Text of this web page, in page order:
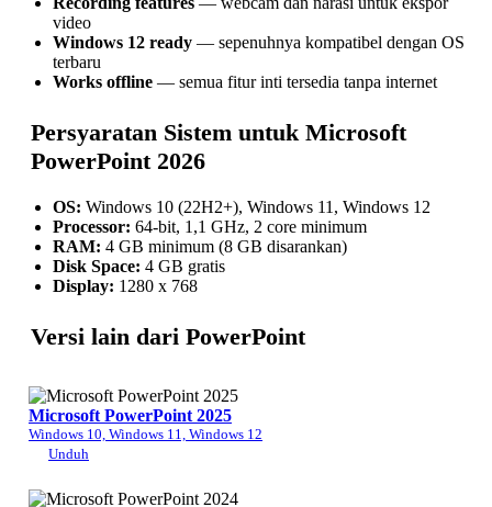
video
Windows 12 ready — sepenuhnya kompatibel dengan OS
terbaru
Works offline — semua fitur inti tersedia tanpa internet
Persyaratan Sistem untuk Microsoft
PowerPoint 2026
OS: Windows 10 (22H2+), Windows 11, Windows 12
Processor: 64-bit, 1,1 GHz, 2 core minimum
RAM: 4 GB minimum (8 GB disarankan)
Disk Space: 4 GB gratis
Display: 1280 x 768
Versi lain dari PowerPoint
Microsoft PowerPoint 2025
Windows 10, Windows 11, Windows 12
Unduh